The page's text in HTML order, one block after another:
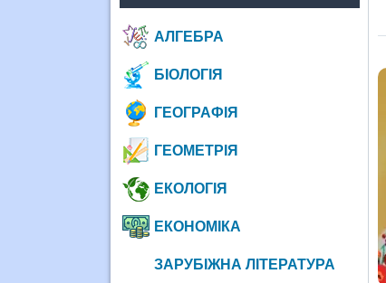
АЛГЕБРА
БІОЛОГІЯ
ГЕОГРАФІЯ
ГЕОМЕТРІЯ
ЕКОЛОГІЯ
ЕКОНОМІКА
ЗАРУБІЖНА ЛІТЕРАТУРА